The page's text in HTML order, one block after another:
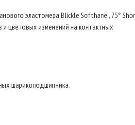
эластомера Blickle Softhane , 75°
цветовых изменений на контактных
шарикоподшипника.